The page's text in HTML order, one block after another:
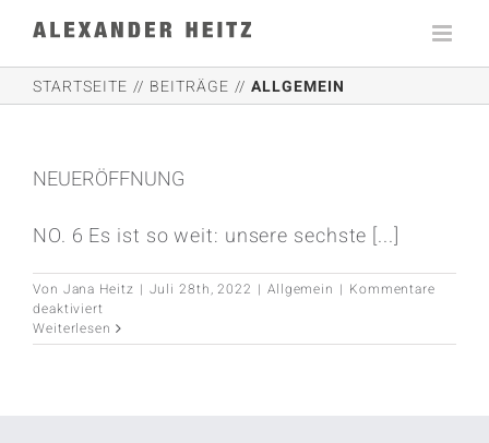
Inhalt
springen
STARTSEITE BEITRÄGE ALLGEMEIN
NEUERÖFFNUNG
NO. 6 Es ist so weit: unsere sechste [...]
Von Jana Heitz | Juli 28th, 2022 | Allgemein | Kommentare
deaktiviertfür
NEUERÖFFNUNG
Weiterlesen